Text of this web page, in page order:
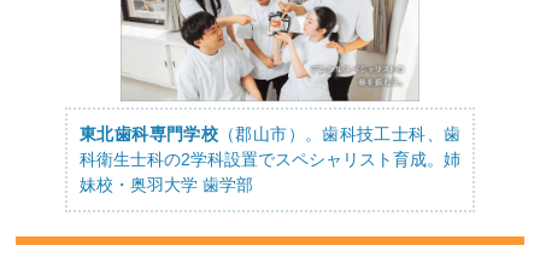
東北歯科専門学校 （郡山市）。歯科技工士科、歯
科衛生士科の2学科設置でスペシャリスト育成。姉
妹校・奥羽大学 歯学部